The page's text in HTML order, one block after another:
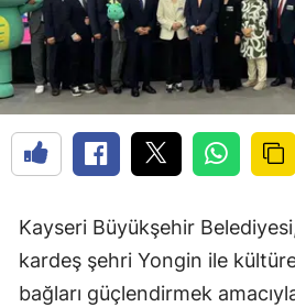
Kayseri Büyükşehir
kardeş şehri Yongin ile
bağları güçlendirmek